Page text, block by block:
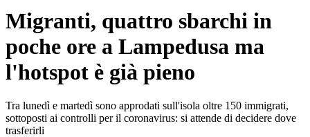
Migranti, quattro sbarchi in
poche ore a Lampedusa ma
l'hotspot è già pieno
Tra lunedì e martedì sono approdati sull'isola oltre 150 immigrati,
sottoposti ai controlli per il coronavirus: si attende di decidere dove
trasferirli